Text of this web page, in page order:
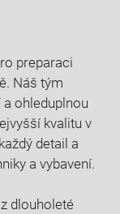
preparaci‍
Náš ‌tým
ohleduplnou
kvalitu v
⁣detail ‌a⁣
a vybavení.
dlouholeté